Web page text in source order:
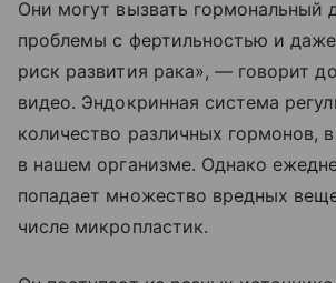
Они могут вызвать гормональный
проблемы с фертильностью и
риск развития рака», — говорит
видео. Эндокринная система
количество различных гормонов,
в нашем организме. Однако
попадает множество вредных
числе микропластик.